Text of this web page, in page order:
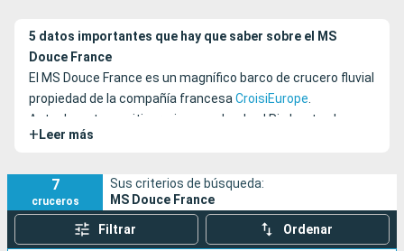
5 datos importantes que hay que saber sobre el MS
Douce France
El MS Douce France es un magnífico barco de crucero fluvial
propiedad de la compañía francesaCroisiEurope.
Actualmente sus itinerarios van desde el Rin hasta el
Danubio ofreciendo excepcionales cruceros transeuropeos.
+ Leer más
7
cruceros
Sus criterios de búsqueda:
MS Douce France
Filtrar Ordenar